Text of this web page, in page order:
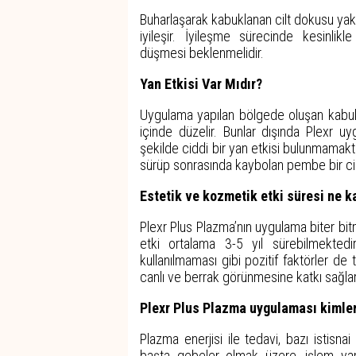
Buharlaşarak kabuklanan cilt dokusu
iyileşir. İyileşme sürecinde kesinlikle
düşmesi beklenmelidir.
Yan Etkisi Var Mıdır?
Uygulama yapılan bölgede oluşan
içinde düzelir. Bunlar dışında Plexr
şekilde ciddi bir yan etkisi
sürüp sonrasında kaybolan pembe bir
Estetik ve kozmetik etki süresi ne
Plexr Plus Plazma’nın uygulama biter
etki ortalama 3-5 yıl
kullanılmaması gibi pozitif faktörler
canlı ve berrak görünmesine katkı
Plexr Plus Plazma uygulaması
Plazma enerjisi ile tedavi, bazı istisnai